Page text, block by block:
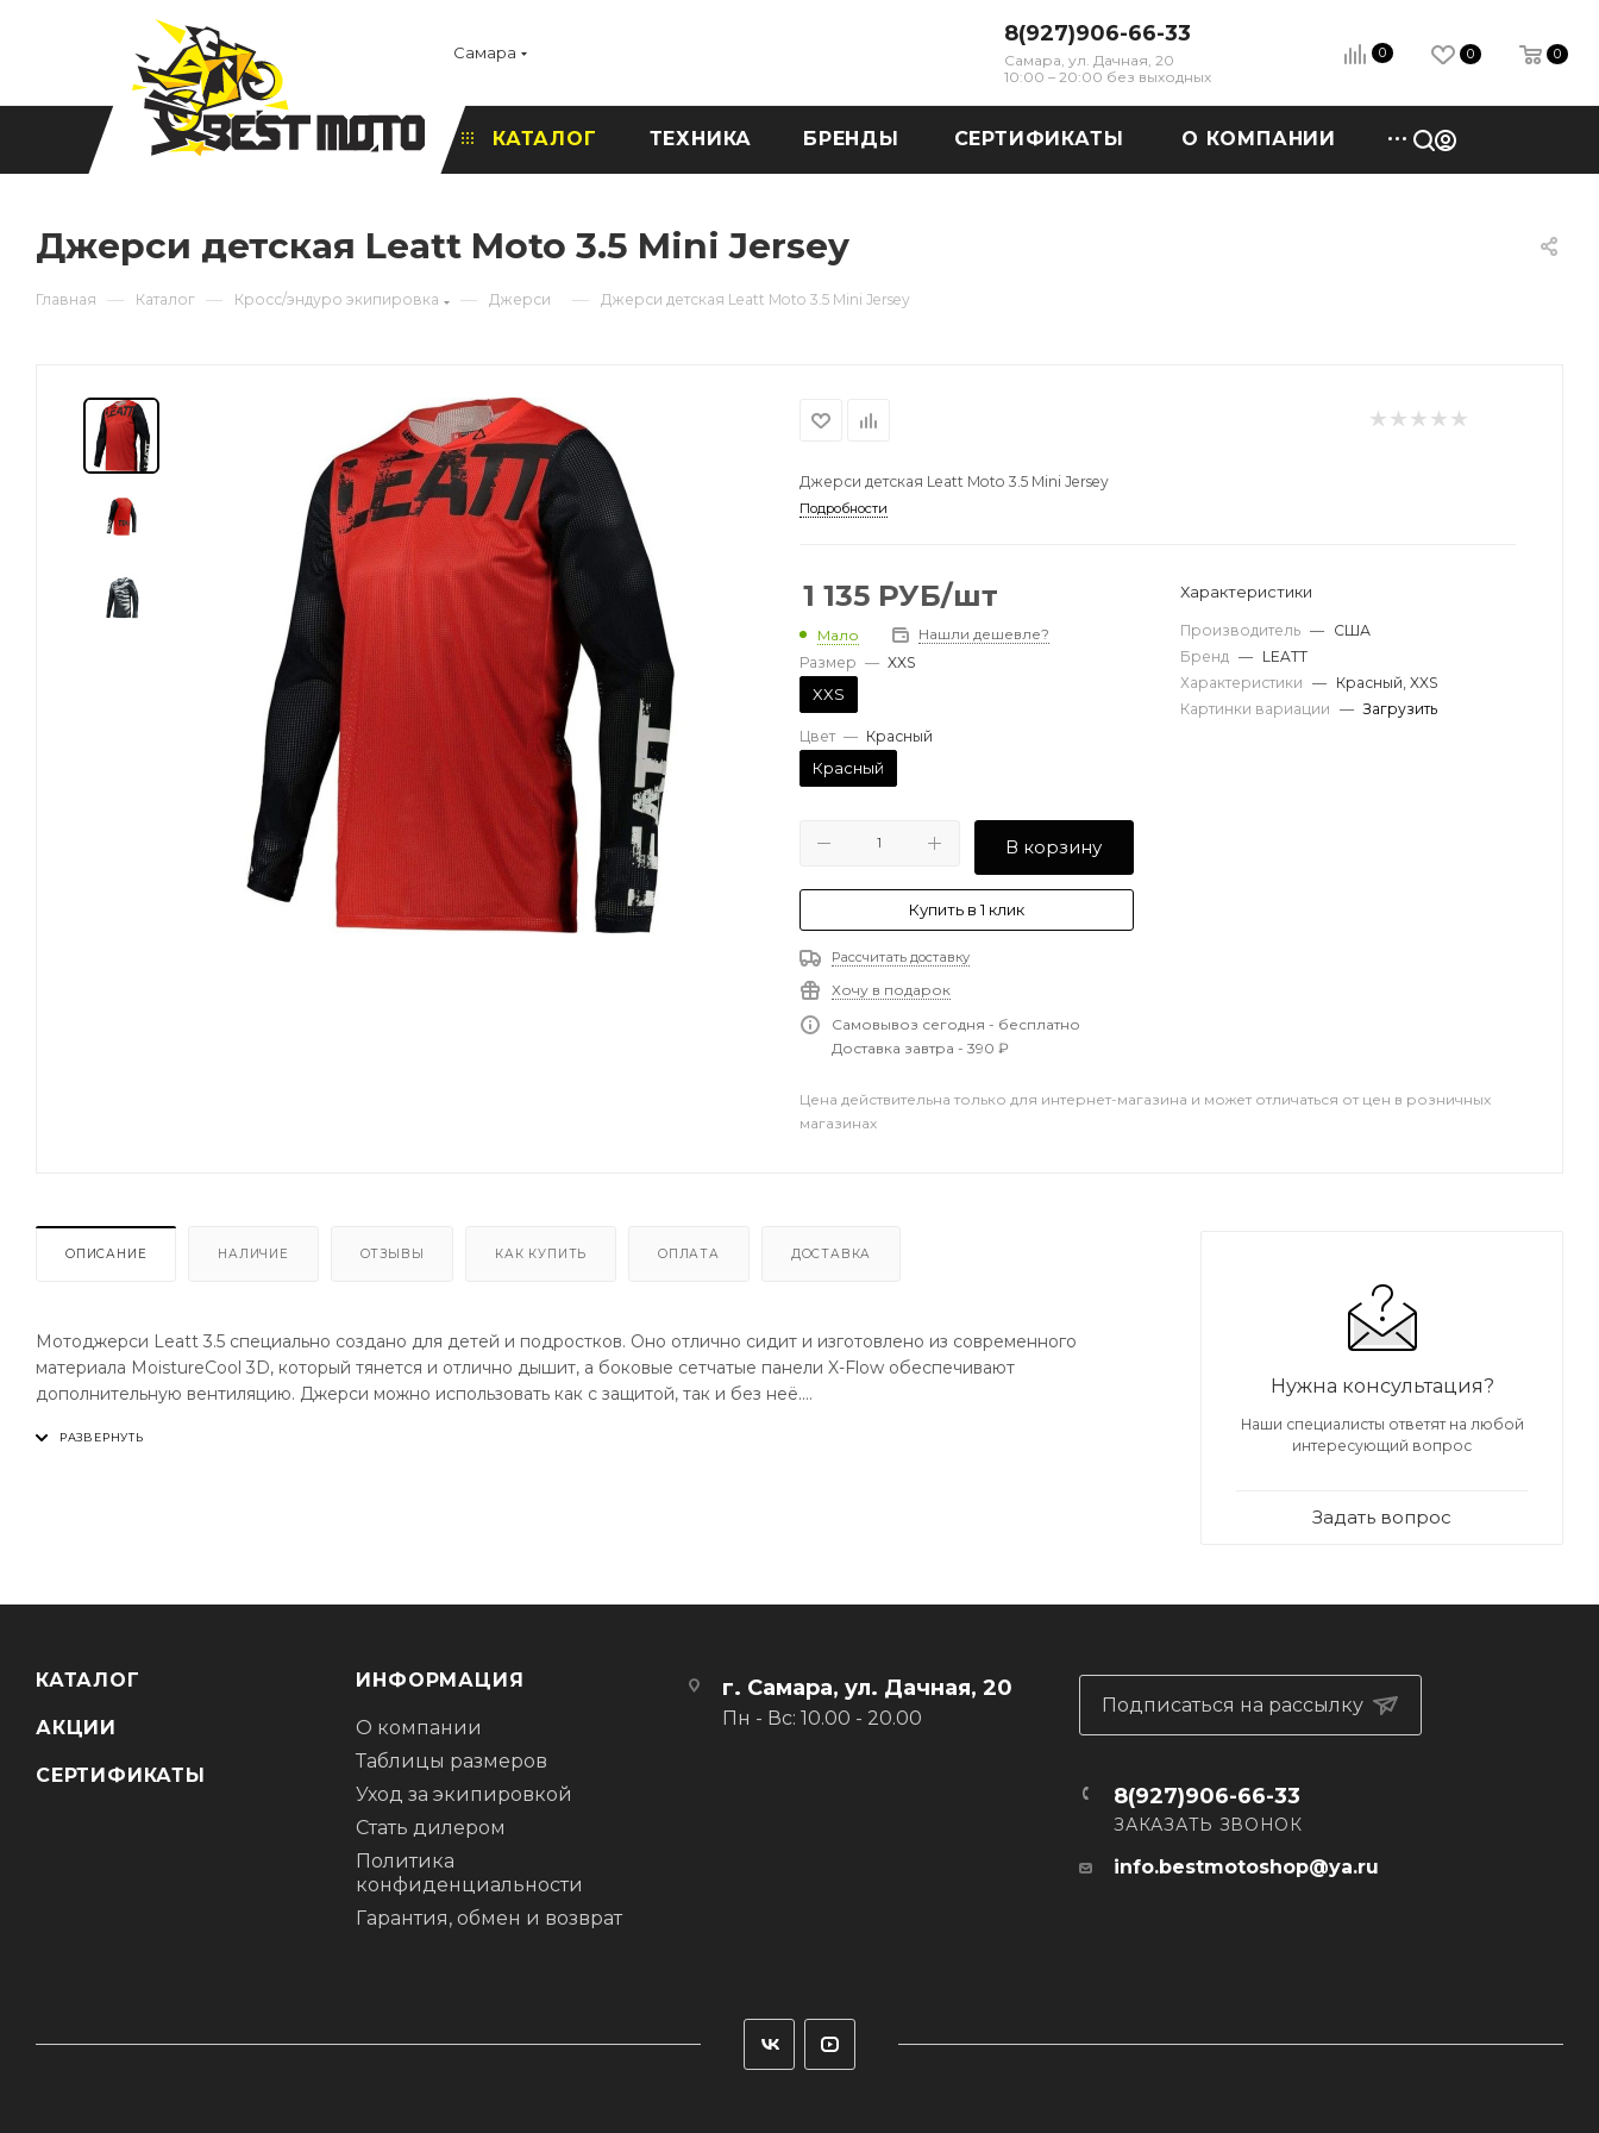
Самара
8(927)906-66-33
Самара, ул. Дачная, 20
10:00 – 20:00 без выходных
0 0 0
КАТАЛОГ ТЕХНИКА БРЕНДЫ СЕРТИФИКАТЫ О КОМПАНИИ
Джерси детская Leatt Moto 3.5 Mini Jersey
Главная — Каталог — Кросс/эндуро экипировка — Джерси — Джерси детская Leatt Moto 3.5 Mini Jersey
Джерси детская Leatt Moto 3.5 Mini Jersey
Подробности
1 135 РУБ/шт
Мало
Нашли дешевле?
Размер — XXS
XXS
Цвет — Красный
Красный
В корзину
Купить в 1 клик
Рассчитать доставку
Хочу в подарок
Самовывоз сегодня - бесплатно
Доставка завтра - 390 ₽
Характеристики
Производитель — США
Бренд — LEATT
Характеристики — Красный, XXS
Картинки вариации — Загрузить
Цена действительна только для интернет-магазина и может отличаться от цен в розничных
магазинах
ОПИСАНИЕ НАЛИЧИЕ ОТЗЫВЫ КАК КУПИТЬ ОПЛАТА ДОСТАВКА
Мотоджерси Leatt 3.5 специально создано для детей и подростков. Оно отлично сидит и изготовлено из современного
материала MoistureCool 3D, который тянется и отлично дышит, а боковые сетчатые панели X-Flow обеспечивают
дополнительную вентиляцию. Джерси можно использовать как с защитой, так и без неё.
ОСОБЕННОСТИ:
Нужна консультация?
Наши специалисты ответят на любой
интересующий вопрос
Задать вопрос
КАТАЛОГ
АКЦИИ
СЕРТИФИКАТЫ
ИНФОРМАЦИЯ
О компании
Таблицы размеров
Уход за экипировкой
Стать дилером
Политика
конфиденциальности
Гарантия, обмен и возврат
г. Самара, ул. Дачная, 20
Пн - Вс: 10.00 - 20.00
Подписаться на рассылку
8(927)906-66-33
ЗАКАЗАТЬ ЗВОНОК
info.bestmotoshop@ya.ru